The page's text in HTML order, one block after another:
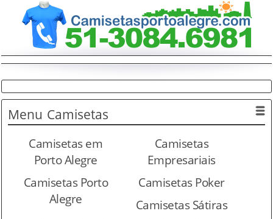
Menu Camisetas
Camisetas em
Porto Alegre
Camisetas
Empresariais
Camisetas Porto
Alegre
Camisetas Poker
Camisetas Sátiras